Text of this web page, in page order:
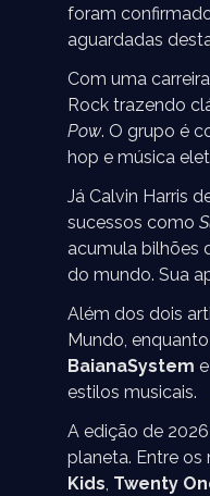
foram
aguardadas
Com uma
Rock trazendo
Pow. O grupo é
hop e música
Já Calvin Harris
sucessos como
acumula bilhões
do mundo. Sua
Além dos dois
Mundo,
BaianaSystem e
estilos musicais.
A edição de
planeta. Entre
Kids, Twenty